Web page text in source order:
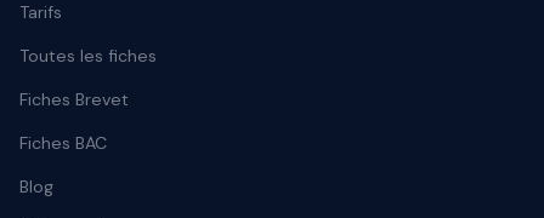
Tarifs
Toutes les fiches
Fiches Brevet
Fiches BAC
Blog